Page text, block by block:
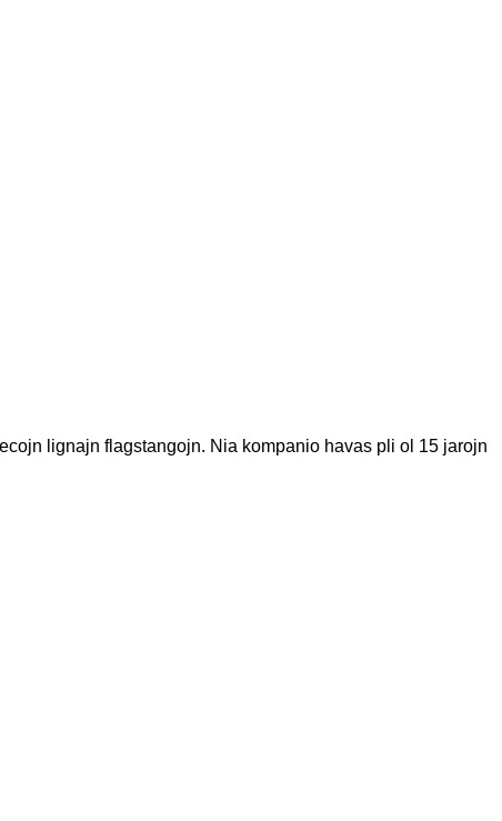
lignajn flagstangojn. Nia kompanio havas pli ol 15 jarojn